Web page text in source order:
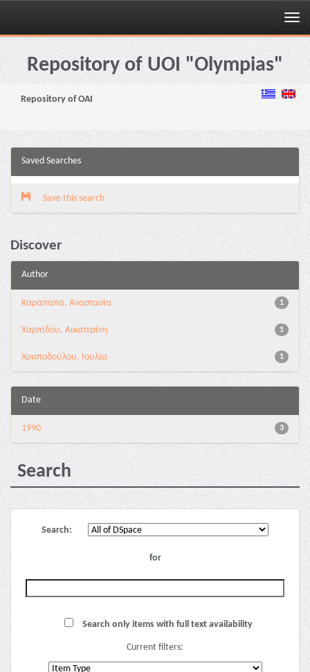
Skip
navigationRepository of UOI "Olympias"
Repository of OAI
Saved Searches
Save this search
Discover
Author
1
Καραπαπά, Αναστασία
1
Χαρπίδου, Αικατερίνη
1
Χριστοδούλου, Ιουλία
Date
3
1990
Search
Search:
for
Search only items with full text availability
Current filters: